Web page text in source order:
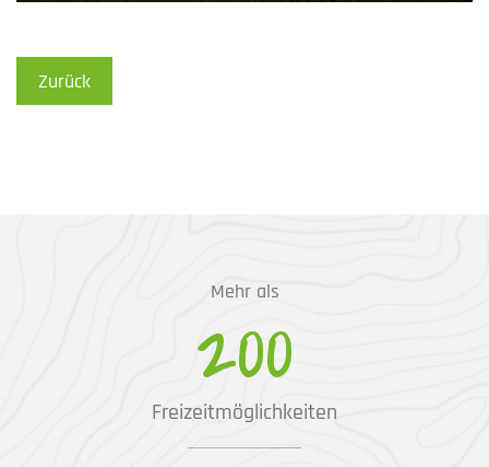
Zurück
Mehr als
200
Freizeitmöglichkeiten